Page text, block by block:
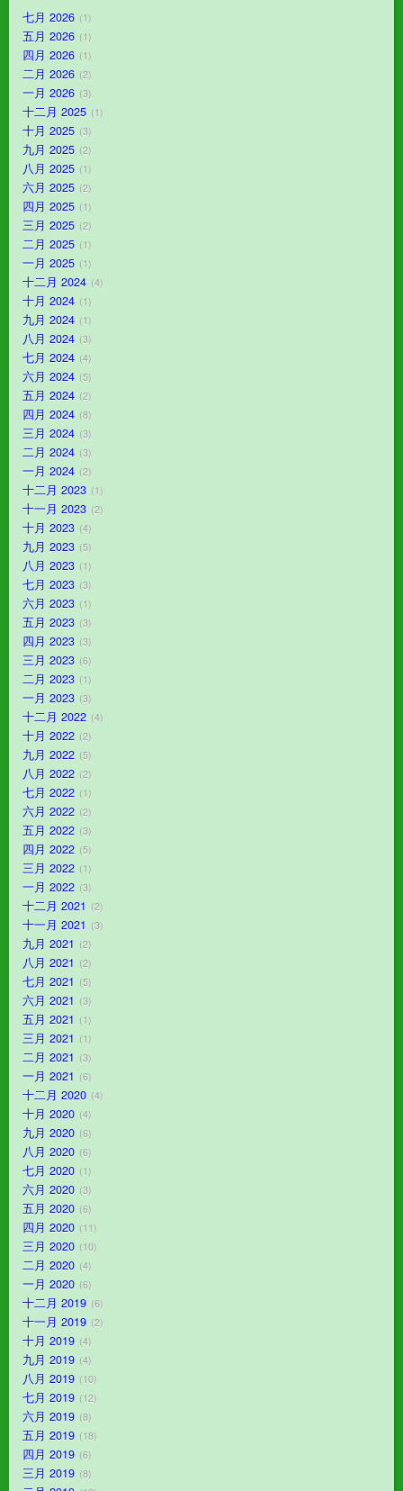
七月 2026 1
五月 2026 1
四月 2026 1
二月 2026 2
一月 2026 3
十二月 2025 1
十月 2025 3
九月 2025 2
八月 2025 1
六月 2025 2
四月 2025 1
三月 2025 2
二月 2025 1
一月 2025 1
十二月 2024 4
十月 2024 1
九月 2024 1
八月 2024 3
七月 2024 4
六月 2024 5
五月 2024 2
四月 2024 8
三月 2024 3
二月 2024 3
一月 2024 2
十二月 2023 1
十一月 2023 2
十月 2023 4
九月 2023 5
八月 2023 1
七月 2023 3
六月 2023 1
五月 2023 3
四月 2023 3
三月 2023 6
二月 2023 1
一月 2023 3
十二月 2022 4
十月 2022 2
九月 2022 5
八月 2022 2
七月 2022 1
六月 2022 2
五月 2022 3
四月 2022 5
三月 2022 1
一月 2022 3
十二月 2021 2
十一月 2021 3
九月 2021 2
八月 2021 2
七月 2021 5
六月 2021 3
五月 2021 1
三月 2021 1
二月 2021 3
一月 2021 6
十二月 2020 4
十月 2020 4
九月 2020 6
八月 2020 6
七月 2020 1
六月 2020 3
五月 2020 6
四月 2020 11
三月 2020 10
二月 2020 4
一月 2020 6
十二月 2019 6
十一月 2019 2
十月 2019 4
九月 2019 4
八月 2019 10
七月 2019 12
六月 2019 8
五月 2019 18
四月 2019 6
三月 2019 8